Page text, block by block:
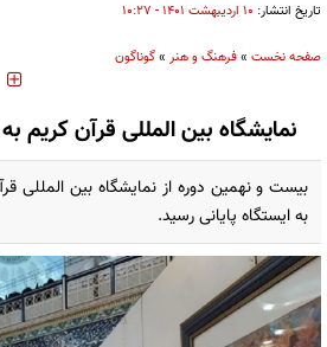
تاریخ انتشار: ۱۰ ارديبهشت ۱۴۰۱ - ۱۰:۲۷
صفحه نخست »فرهنگ و هنر »گوناگون
نمایشگاه بین المللی قرآن کریم
بیست و نهمین دوره از نمایشگاه بین المللی
به ایستگاه پایانی رسید.